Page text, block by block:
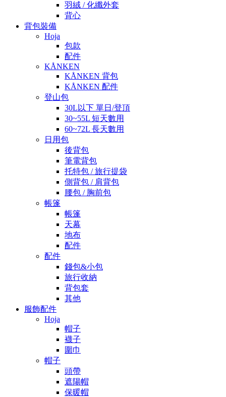
羽絨 / 化纖外套
背心
背包裝備
Hoja
包款
配件
KÅNKEN
KÅNKEN 背包
KÅNKEN 配件
登山包
30L以下 單日/登頂
30~55L 短天數用
60~72L 長天數用
日用包
後背包
筆電背包
托特包 / 旅行提袋
側背包 / 肩背包
腰包 / 胸前包
帳篷
帳篷
天幕
地布
配件
配件
錢包&小包
旅行收納
背包套
其他
服飾配件
Hoja
帽子
襪子
圍巾
帽子
頭帶
遮陽帽
保暖帽